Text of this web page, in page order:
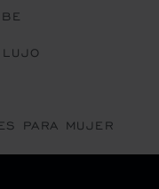
PARA MUJER